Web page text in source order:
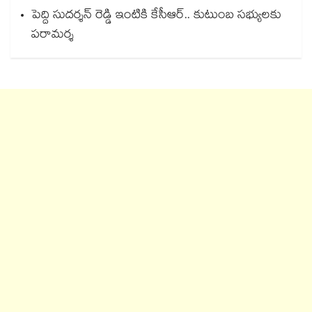
పెద్ది సుదర్శన్ రెడ్డి ఇంటికి కేసీఆర్.. కుటుంబ సభ్యులకు
పరామర్శ